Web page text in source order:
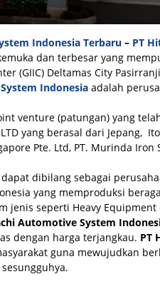
Indonesia Terbaru – PT
dan terbesar yang
(GIIC) Deltamas City
Indonesia adalah
venture (patungan) yang
yang berasal dari Jepang,
Pte. Ltd, PT. Murinda Iron
dapat dibilang sebagai
yang memproduksi
jenis seperti Heavy Equipment
Automotive System
dengan harga terjangkau. PT
guna mewujudkan